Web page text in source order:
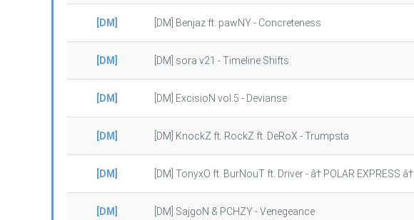
[DM] [DM] Benjaz ft. pawNY - Concreteness
[DM] [DM] sora v21 - Timeline Shifts
[DM] [DM] ExcisioN vol.5 - Devianse
[DM] [DM] KnockZ ft. RockZ ft. DeRoX - Trumpsta
[DM] [DM] TonyxO ft. BurNouT ft. Driver - â† POLAR EXPRESS â†
[DM] [DM] SajgoN & PCHZY - Venegeance